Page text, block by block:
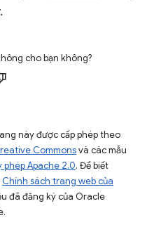
cho bạn không?
này được cấp phép theo
Commonsvà các mẫu
phép Apache 2.0. Để biết
Chính sách trang web của
đã đăng ký của Oracle